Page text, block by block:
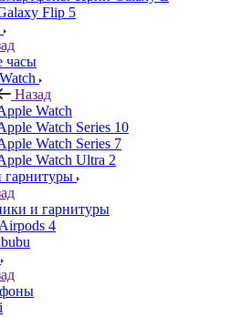
Flip 5
часы
Назад
Watch
Watch Series 10
Watch Series 7
Watch Ultra 2
и гарнитуры
4